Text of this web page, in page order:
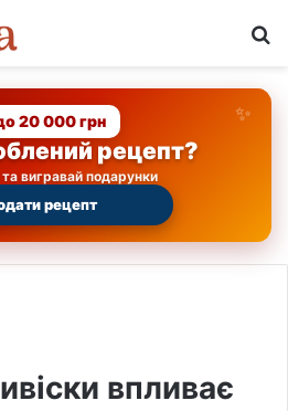
20 000 грн
рецепт?
вигравай подарунки
рецепт
впливає